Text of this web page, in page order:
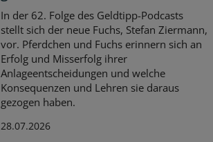
In der 62. Folge des Geldtipp-Podcasts
stellt sich der neue Fuchs, Stefan Ziermann,
vor. Pferdchen und Fuchs erinnern sich an
Erfolg und Misserfolg ihrer
Anlageentscheidungen und welche
Konsequenzen und Lehren sie daraus
gezogen haben.
28.07.2026